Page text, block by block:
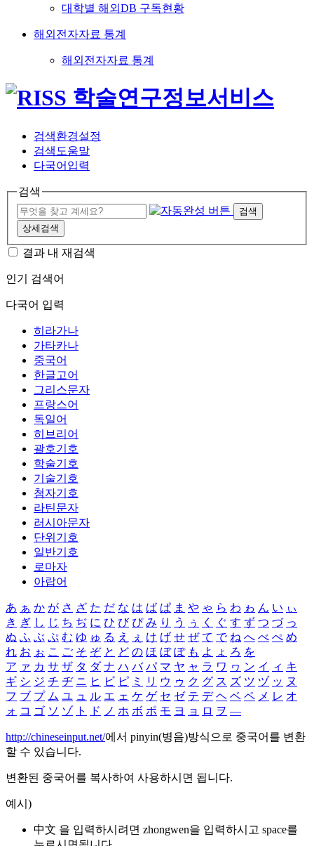
대학별 해외DB 구독현황
해외전자자료 통계
해외전자자료 통계
검색환경설정
검색도움말
다국어입력
검색
검색
상세검색
결과 내 재검색
인기 검색어
다국어 입력
히라가나
가타카나
중국어
한글고어
그리스문자
프랑스어
독일어
히브리어
괄호기호
학술기호
기술기호
첨자기호
라틴문자
러시아문자
단위기호
일반기호
로마자
아랍어
あ ぁ か が さ ざ た だ な は ば ぱ ま や ゃ ら わ ゎ ん い ぃ
き ぎ し じ ち ぢ に ひ び ぴ み り う ぅ く ぐ す ず つ づ っ
ぬ ふ ぶ ぷ む ゆ ゅ る え ぇ け げ せ ぜ て で ね へ べ ぺ め
れ お ぉ こ ご そ ぞ と ど の ほ ぼ ぽ も よ ょ ろ を
ア ァ カ サ ザ タ ダ ナ ハ バ パ マ ヤ ャ ラ ワ ヮ ン イ ィ キ
ギ シ ジ チ ヂ ニ ヒ ビ ピ ミ リ ウ ゥ ク グ ス ズ ツ ヅ ッ ヌ
フ ブ プ ム ユ ュ ル エ ェ ケ ゲ セ ゼ テ デ ヘ ベ ペ メ レ オ
ォ コ ゴ ソ ゾ ト ド ノ ホ ボ ポ モ ヨ ョ ロ ヲ ―
http://chineseinput.net/에서 pinyin(병음)방식으로 중국어를 변환
할 수 있습니다.
변환된 중국어를 복사하여 사용하시면 됩니다.
예시)
中文 을 입력하시려면 zhongwen을 입력하시고 space를